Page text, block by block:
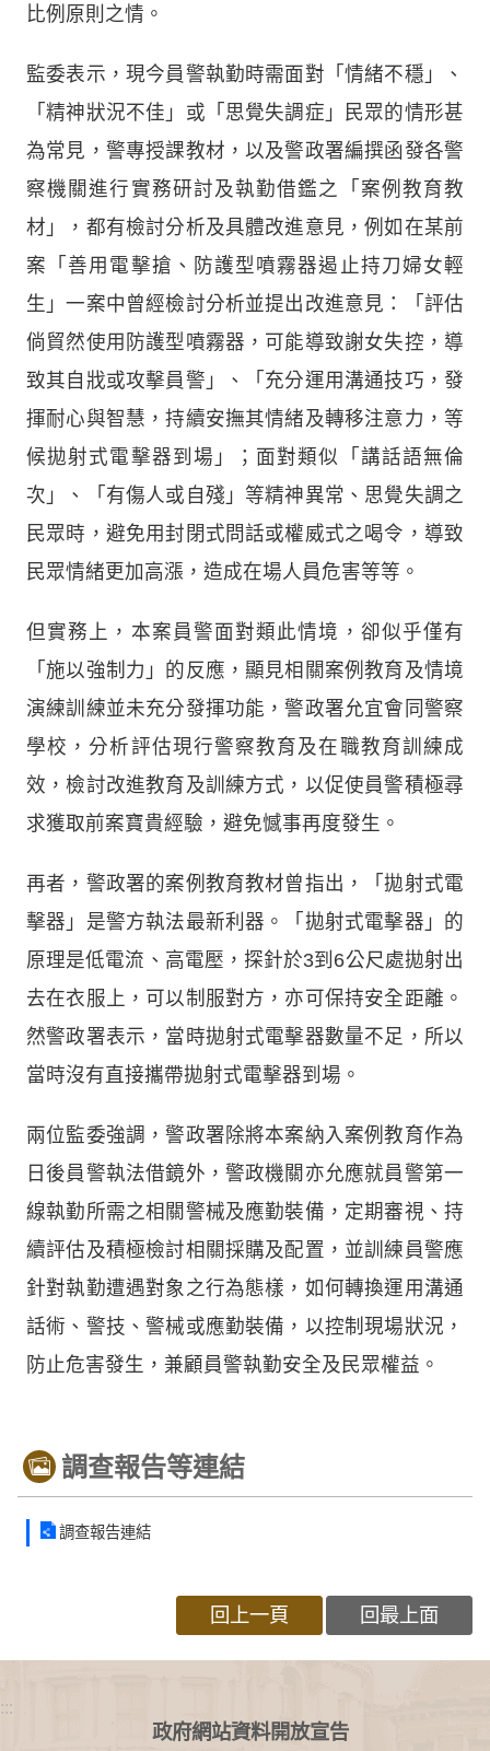
比例原則之情。
監委表示，現今員警執勤時需面對「情緒不穩」、
「精神狀況不佳」或「思覺失調症」民眾的情形甚
為常見，警專授課教材，以及警政署編撰函發各警
察機關進行實務研討及執勤借鑑之「案例教育教
材」，都有檢討分析及具體改進意見，例如在某前
案「善用電擊搶、防護型噴霧器遏止持刀婦女輕
生」一案中曾經檢討分析並提出改進意見：「評估
倘貿然使用防護型噴霧器，可能導致謝女失控，導
致其自戕或攻擊員警」、「充分運用溝通技巧，發
揮耐心與智慧，持續安撫其情緒及轉移注意力，等
候拋射式電擊器到場」；面對類似「講話語無倫
次」、「有傷人或自殘」等精神異常、思覺失調之
民眾時，避免用封閉式問話或權威式之喝令，導致
民眾情緒更加高漲，造成在場人員危害等等。
但實務上，本案員警面對類此情境，卻似乎僅有
「施以強制力」的反應，顯見相關案例教育及情境
演練訓練並未充分發揮功能，警政署允宜會同警察
學校，分析評估現行警察教育及在職教育訓練成
效，檢討改進教育及訓練方式，以促使員警積極尋
求獲取前案寶貴經驗，避免憾事再度發生。
再者，警政署的案例教育教材曾指出，「拋射式電
擊器」是警方執法最新利器。「拋射式電擊器」的
原理是低電流、高電壓，探針於3到6公尺處拋射出
去在衣服上，可以制服對方，亦可保持安全距離。
然警政署表示，當時拋射式電擊器數量不足，所以
當時沒有直接攜帶拋射式電擊器到場。
兩位監委強調，警政署除將本案納入案例教育作為
日後員警執法借鏡外，警政機關亦允應就員警第一
線執勤所需之相關警械及應勤裝備，定期審視、持
續評估及積極檢討相關採購及配置，並訓練員警應
針對執勤遭遇對象之行為態樣，如何轉換運用溝通
話術、警技、警械或應勤裝備，以控制現場狀況，
防止危害發生，兼顧員警執勤安全及民眾權益。
調查報告等連結
調查報告連結
回上一頁 回最上面
:::
政府網站資料開放宣告